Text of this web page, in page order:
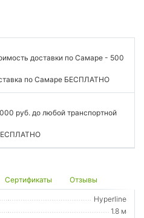
доставки по Самаре - 500
по Самаре БЕСПЛАТНО
руб. до любой транспортной
Сертификаты Отзывы
Hyperline
1.8 м